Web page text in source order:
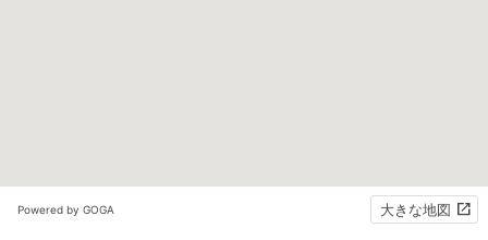
Powered by GOGA 大きな地図